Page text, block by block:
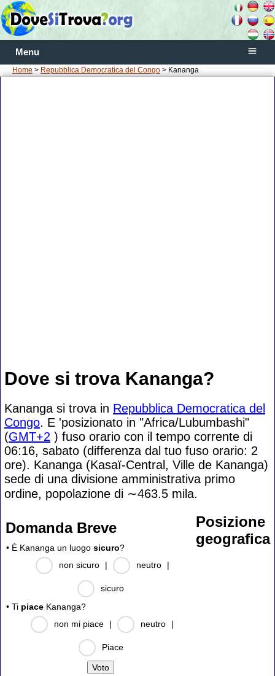
Menu
Home > Repubblica Democratica del Congo > Kananga
Dove si trova Kananga?
Kananga si trova in Repubblica Democratica del
Congo. E 'posizionato in "Africa/Lubumbashi"
(GMT+2 ) fuso orario con il tempo corrente di
06:16, sabato (differenza dal tuo fuso orario: 2
ore). Kananga (Kasaï-Central, Ville de Kananga)
sede di una divisione amministrativa primo
ordine, popolazione di ∼463.5 mila.
Domanda Breve
• È Kananga un luogo sicuro?
non sicuro
| neutro |
sicuro
• Ti piace Kananga?
non mi piace
| neutro |
Piace
Posizione
geografica